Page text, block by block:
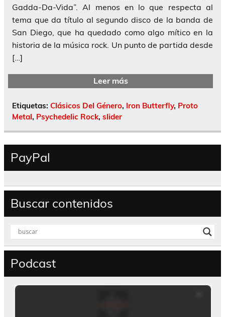
Gadda-Da-Vida”. Al menos en lo que respecta al
tema que da título al segundo disco de la banda de
San Diego, que ha quedado como algo mítico en la
historia de la música rock. Un punto de partida desde
[…]
Leer más
Etiquetas: Clásicos Del Género, Iron Butterfly, Proto
Metal, Psychedelic Rock, slider
PayPal
Buscar contenidos
Podcast